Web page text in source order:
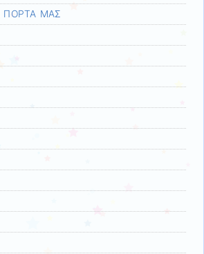
ΠΟΡΤΑ ΜΑΣ